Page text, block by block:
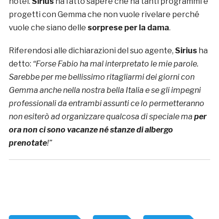
progetti con Gemma che non vuole rivelare perché
vuole che siano delle sorprese per la dama.
Riferendosi alle dichiarazioni del suo agente, Sirius ha
detto: “Forse Fabio ha mal interpretato le mie parole.
Sarebbe per me bellissimo ritagliarmi dei giorni con
Gemma anche nella nostra bella Italia e se gli impegni
professionali da entrambi assunti ce lo permetteranno
non esiterò ad organizzare qualcosa di speciale ma per
ora non ci sono vacanze né stanze di albergo
prenotate!”